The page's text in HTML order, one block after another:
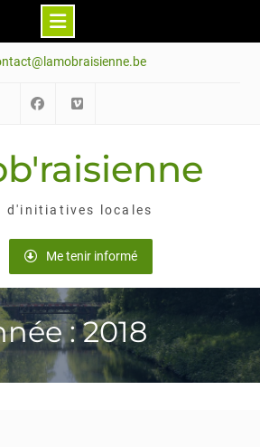
d'initiatives locales
Me tenir informé
: 2018